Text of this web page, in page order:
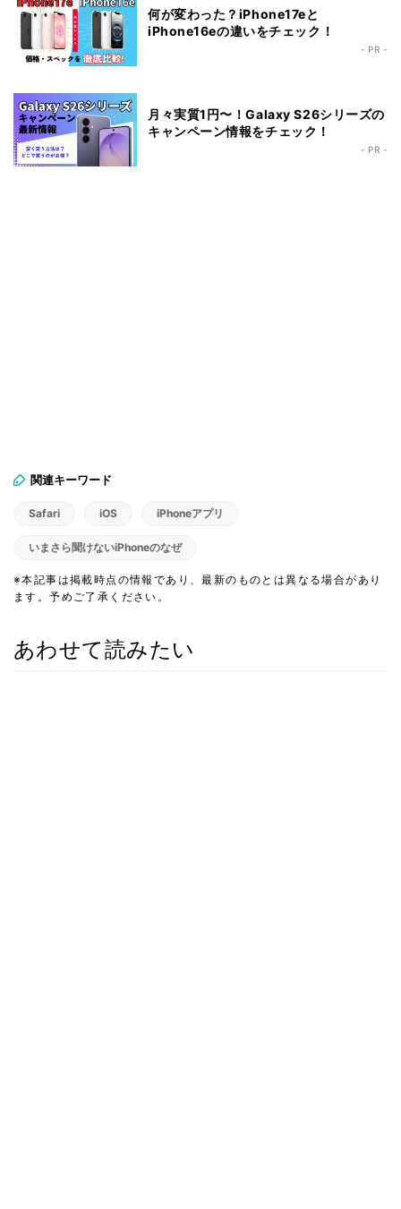
何が変わった？iPhone17eと
iPhone16eの違いをチェック！
- PR -
月々実質1円〜！Galaxy S26シリーズの
キャンペーン情報をチェック！
- PR -
関連キーワード
Safari iOS iPhoneアプリ
いまさら聞けないiPhoneのなぜ
※本記事は掲載時点の情報であり、最新のものとは異なる場合があり
ます。予めご了承ください。
あわせて読みたい